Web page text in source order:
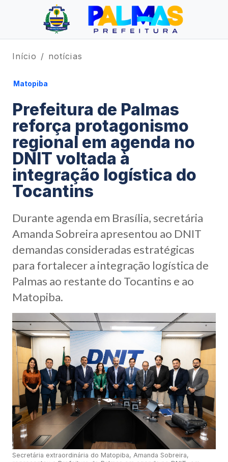
Início notícias
Matopiba
Prefeitura de Palmas
reforça protagonismo
regional em agenda no
DNIT voltada à
integração logística do
Tocantins
Durante agenda em Brasília, secretária
Amanda Sobreira apresentou ao DNIT
demandas consideradas estratégicas
para fortalecer a integração logística de
Palmas ao restante do Tocantins e ao
Matopiba.
Secretária extraordinária do Matopiba, Amanda Sobreira,